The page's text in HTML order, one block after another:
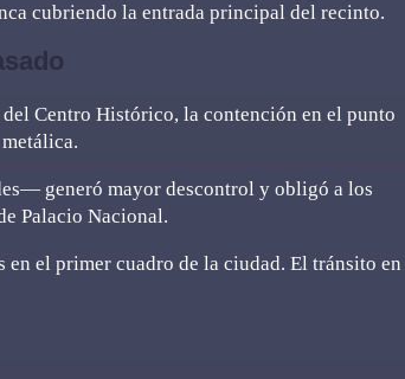
cubriendo la entrada principal del recinto.
Centro Histórico, la contención en el punto
generó mayor descontrol y obligó a los
Palacio Nacional.
el primer cuadro de la ciudad. El tránsito en